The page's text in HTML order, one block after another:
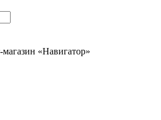
«Навигатор»